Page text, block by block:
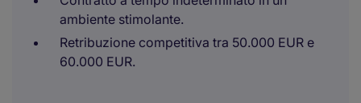
ambiente stimolante.
Retribuzione competitiva tra 50.000 EUR e
60.000 EUR.